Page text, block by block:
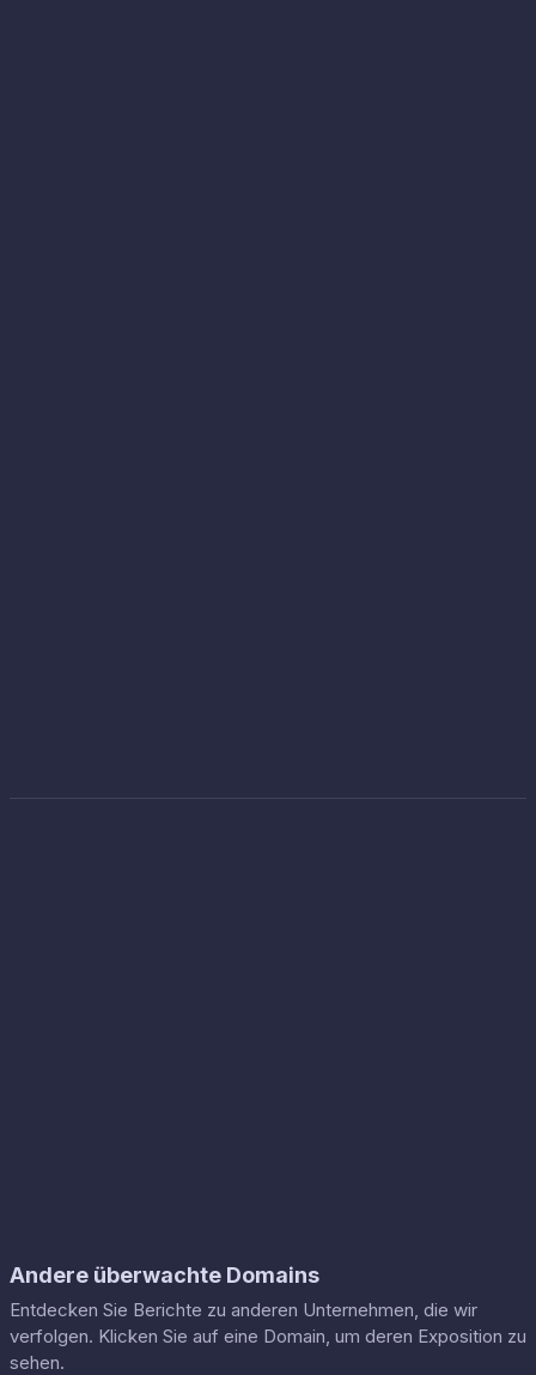
Andere überwachte Domains
Entdecken Sie Berichte zu anderen Unternehmen, die wir
verfolgen. Klicken Sie auf eine Domain, um deren Exposition zu
sehen.